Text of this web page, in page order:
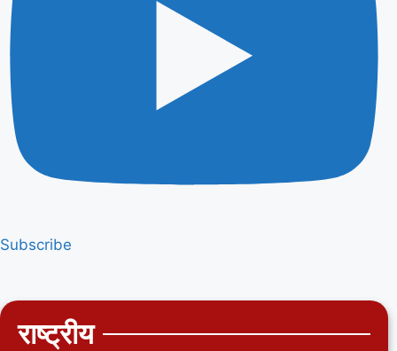
Subscribe
राष्ट्रीय